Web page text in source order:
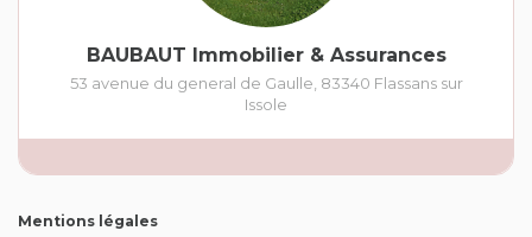
BAUBAUT Immobilier & Assurances
53 avenue du general de Gaulle 83340 Flassans sur
Issole
Mentions légales